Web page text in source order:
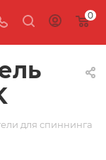
0
для спиннинга